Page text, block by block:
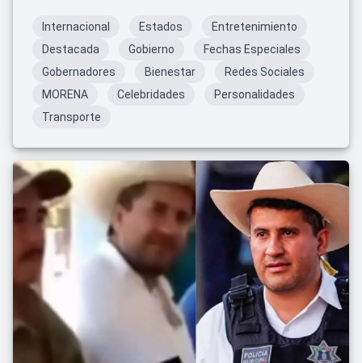
Internacional Estados
Entretenimiento
Destacada
Gobierno
Fechas Especiales
Gobernadores
Bienestar
Redes Sociales
MORENA
Celebridades
Personalidades
Transporte